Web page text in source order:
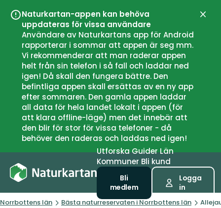
Naturkartan-appen kan behöva
uppdateras för vissa användare
Användare av Naturkartans app för Android
rapporterar i sommar att appen är seg mm.
Vi rekommenderar att man raderar appen
helt från sin telefon i så fall och laddar ned
igen! Då skall den fungera bättre. Den
befintliga appen skall ersättas av en ny app
efter sommaren. Den gamla appen laddar
all data för hela landet lokalt i appen (för
att klara offline-läge) men det innebär att
den blir för stor för vissa telefoner - då
behöver den raderas och laddas ned igen!
UtforskaGuiderLän
Kommuner Bli kund
Bli
medlem
Logga
in
Norrbottens län Bästa naturreservaten i Norrbottens län